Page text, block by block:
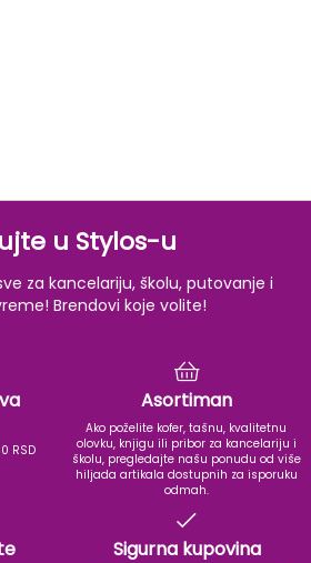
u Stylos-u
za kancelariju, školu, putovanje i
Brendovi koje volite!
RSD
Asortiman
Ako poželite kofer, tašnu, kvalitetnu
olovku, knjigu ili pribor za kancelariju i
školu, pregledajte našu ponudu od više
hiljada artikala dostupnih za isporuku
odmah.
Sigurna kupovina